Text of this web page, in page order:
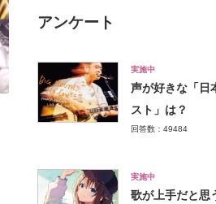
アンケート
実施中
声が好きな「日
スト」は？
回答数：49484
実施中
歌が上手だと思